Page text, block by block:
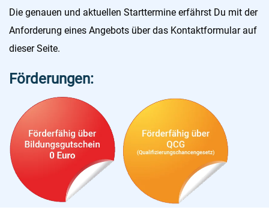
Die genauen und aktuellen Starttermine erfährst Du mit der
Anforderung eines Angebots über das Kontaktformular auf
dieser Seite.
Förderungen: